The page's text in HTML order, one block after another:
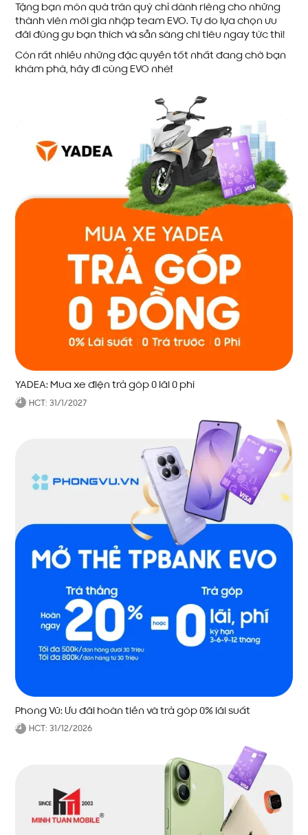
Tặng bạn món quà trân quý chỉ dành riêng cho những
thành viên mới gia nhập team EVO. Tự do lựa chọn ưu
đãi đúng gu bạn thích và sẵn sàng chi tiêu ngay tức thì!
Còn rất nhiều những đặc quyền tốt nhất đang chờ bạn
khám phá, hãy đi cùng EVO nhé!
YADEA: Mua xe điện trả góp 0 lãi 0 phí
HCT: 31/1/2027
Phong Vũ: Ưu đãi hoàn tiền và trả góp 0% lãi suất
HCT: 31/12/2026